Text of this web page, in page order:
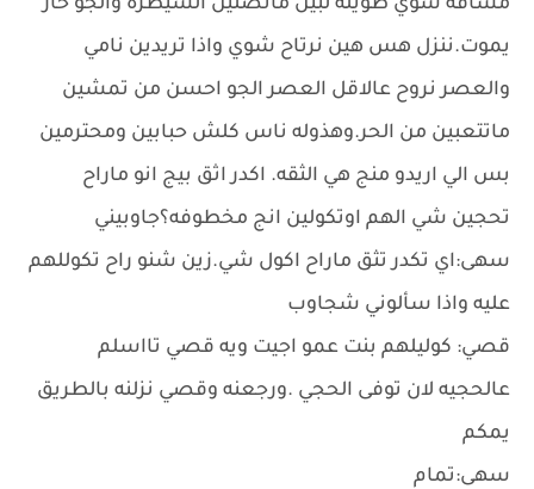
مسافه شوي طويله لبين ماتصلين السيطرة والجو حار
يموت.ننزل هس هين نرتاح شوي واذا تريدين نامي
والعصر نروح عالاقل العصر الجو احسن من تمشين
ماتتعبين من الحر.وهذوله ناس كلش حبابين ومحترمين
بس الي اريدو منج هي الثقه. اكدر اثق بيج انو ماراح
تحجين شي الهم اوتكولين انج مخطوفه؟جاوبيني
سهى:اي تكدر تثق ماراح اكول شي.زين شنو راح تكوللهم
عليه واذا سألوني شجاوب
قصي: كوليلهم بنت عمو اجيت ويه قصي تااسلم
عالحجيه لان توفى الحجي .ورجعنه وقصي نزلنه بالطريق
يمكم
سهى:تمام